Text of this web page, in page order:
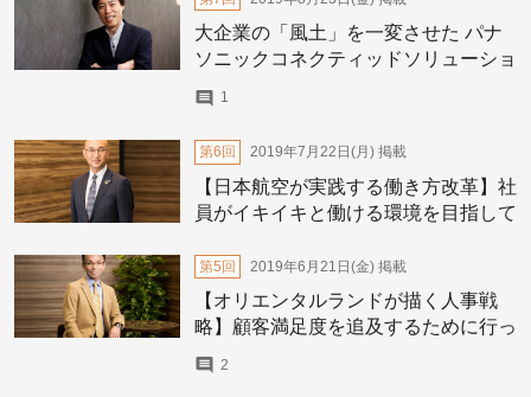
大企業の「風土」を一変させた パナ
ソニックコネクティッドソリューショ
1
【日本航空が実践する働き方改革】社
員がイキイキと働ける環境を目指して
第6回 2019年7月22日(月)掲載
【オリエンタルランドが描く人事戦
略】顧客満足度を追及するために行っ
たのは「従業員が安心して働ける環境
づくり」
2
第5回 2019年6月21日(金)掲載